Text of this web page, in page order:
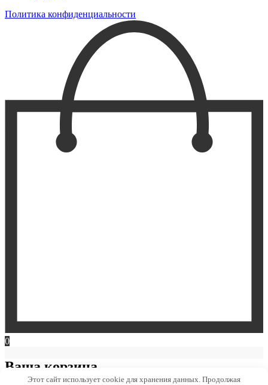
Политика конфиденциальности
0
Ваша корзина
Этот сайт использует cookie для хранения данных. Продолжая